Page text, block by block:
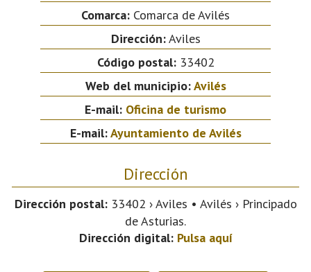
Comarca: Comarca de Avilés
Dirección:Aviles
Código postal:33402
Web del municipio:Avilés
E-mail: Oficina de turismo
E-mail:Ayuntamiento de Avilés
Dirección
Dirección postal:33402 › Aviles • Avilés › Principado
de Asturias.
Dirección digital: Pulsa aquí